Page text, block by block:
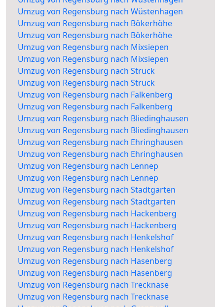
Umzug von Regensburg nach Wüstenhagen
Umzug von Regensburg nach Bökerhöhe
Umzug von Regensburg nach Bökerhöhe
Umzug von Regensburg nach Mixsiepen
Umzug von Regensburg nach Mixsiepen
Umzug von Regensburg nach Struck
Umzug von Regensburg nach Struck
Umzug von Regensburg nach Falkenberg
Umzug von Regensburg nach Falkenberg
Umzug von Regensburg nach Bliedinghausen
Umzug von Regensburg nach Bliedinghausen
Umzug von Regensburg nach Ehringhausen
Umzug von Regensburg nach Ehringhausen
Umzug von Regensburg nach Lennep
Umzug von Regensburg nach Lennep
Umzug von Regensburg nach Stadtgarten
Umzug von Regensburg nach Stadtgarten
Umzug von Regensburg nach Hackenberg
Umzug von Regensburg nach Hackenberg
Umzug von Regensburg nach Henkelshof
Umzug von Regensburg nach Henkelshof
Umzug von Regensburg nach Hasenberg
Umzug von Regensburg nach Hasenberg
Umzug von Regensburg nach Trecknase
Umzug von Regensburg nach Trecknase